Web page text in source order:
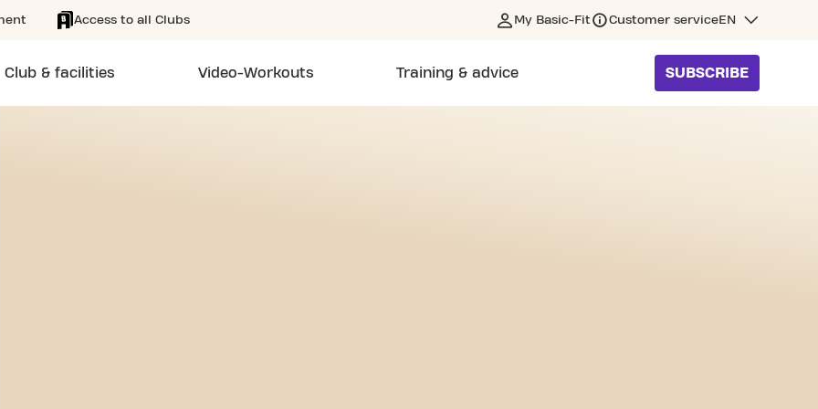
Access to all Clubs My Basic-Fit Customer serviceEN
Club & facilities Video-Workouts Training & advice SUBSCRIBE
24/7